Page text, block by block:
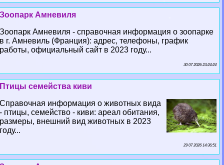
Зоопарк Амневиля
Зоопарк Амневиля - справочная информация о зоопарке
в г. Амневиль (Франция): адрес, телефоны, график
работы, официальный сайт в 2023 году...
30 07 2026 23:24:24
Птицы семейства киви
Справочная информация о животных вида
- птицы, семейство - киви: ареал обитания,
размеры, внешний вид животных в 2023
году...
29 07 2026 14:36:51